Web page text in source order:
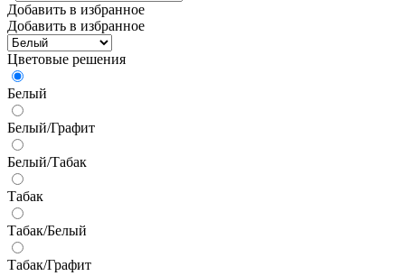
Добавить в избранное
Добавить в избранное
Цветовые решения
Белый
Белый/Графит
Белый/Табак
Табак
Табак/Белый
Табак/Графит